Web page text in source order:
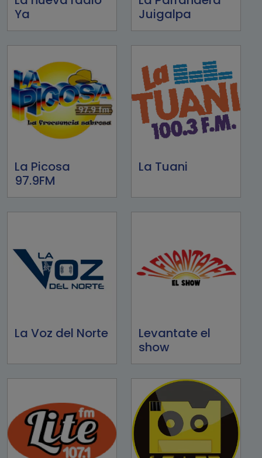
Ya
Juigalpa
La Picosa
97.9FM
La Tuani
La Voz del Norte
Levantate el
show